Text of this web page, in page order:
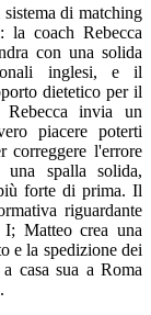
di matching
la coach Rebecca
con una solida
inglesi, e il
dietetico per il
invia un
piacere poterti
correggere l'errore
spalla solida,
forte di prima. Il
riguardante
Matteo crea una
e la spedizione dei
casa sua a Roma